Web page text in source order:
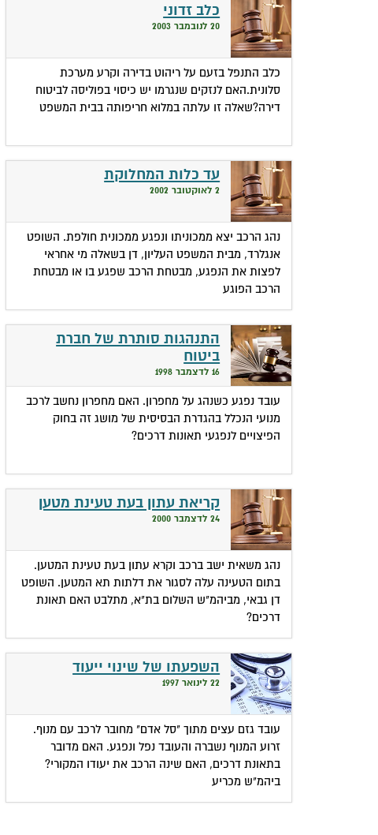
כלב זדוני
20 לנובמבר 2003
כלב התנפל בזעם על ריהוט בדירה וקרע מערכת
סלונית.האם לנזקים שנגרמו יש כיסוי בפוליסה לביטוח
דירה?שאלה זו עלתה במלוא חריפותה בבית המשפט
עד כלות המחלוקת
2 לאוקטובר 2002
נהג הרכב יצא ממכוניתו ונפגע ממכונית חולפת. השופט
אנגלרד, מבית המשפט העליון, דן בשאלה מי אחראי
לפצות את הנפגע, מבטחת הרכב שפגע בו או מבטחת
הרכב הפוגע
התנהגות סותרת של חברת
ביטוח
16 לדצמבר 1998
עובד נפגע כשנהג על מחפרון. האם מחפרון נחשב לרכב
מנועי הנכלל בהגדרת הבסיסית של מושג זה בחוק
הפיצויים לנפגעי תאונות דרכים?
קריאת עתון בעת טעינת מטען
24 לדצמבר 2000
נהג משאית ישב ברכב וקרא עתון בעת טעינת המטען.
בתום הטעינה עלה לסגור את דלתות תא המטען. השופט
דן גבאי, מביהמ"ש השלום בת"א, מתלבט האם תאונת
דרכים?
השפעתו של שינוי ייעוד
22 לינואר 1997
עובד גזם עצים מתוך "סל אדם" מחובר לרכב עם מנוף.
זרוע המנוף נשברה והעובד נפל ונפגע. האם מדובר
בתאונת דרכים, האם שינה הרכב את יעודו המקורי?
ביהמ"ש מכריע